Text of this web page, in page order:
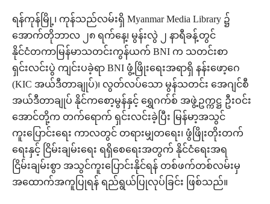
ရန်ကုန်မြို့၊ ကုန်သည်လမ်းရှိ Myanmar Media Library ၌
အောက်တိုဘာလ ၂၈ ရက်နေ့၊ မွန်းလွဲ ၂ နာရီခန့်တွင်
နိုင်ငံတကာမြန်မာသတင်းကွန်ယက် BNI က သတင်းစာ
ရှင်းလင်းပွဲ ကျင်းပခဲ့ရာ BNI ဖွံ့ဖြိုးရေးအရာရှိ နန်းဖော့ဂေ
(KIC အယ်ဒီတာချုပ်)၊ လွတ်လပ်သော မွန်သတင်း အေဂျင်စီ
အယ်ဒီတာချုပ် နိုင်ကစော့မွန်နှင့် ရွှေဂက်စ် အဖွဲ့ဥက္ကဋ္ဌ ဦးဝင်း
အောင်တို့က တက်ရောက် ရှင်းလင်းခဲ့ပြီး မြန်မာ့အသွင်
ကူးပြောင်းရေး ကာလတွင် တရားမျှတရေး၊ ဖွံဖြိုးတိုးတက်
ရေးနှင့် ငြိမ်းချမ်းရေး ရရှိစေရေးအတွက် နိုင်ငံရေးအရ
ငြိမ်းချမ်းစွာ အသွင်ကူးပြောင်းနိုင်ရန် တစ်ဖက်တစ်လမ်းမှ
အထောက်အကူပြုရန် ရည်ရွယ်ပြုလုပ်ခြင်း ဖြစ်သည်။